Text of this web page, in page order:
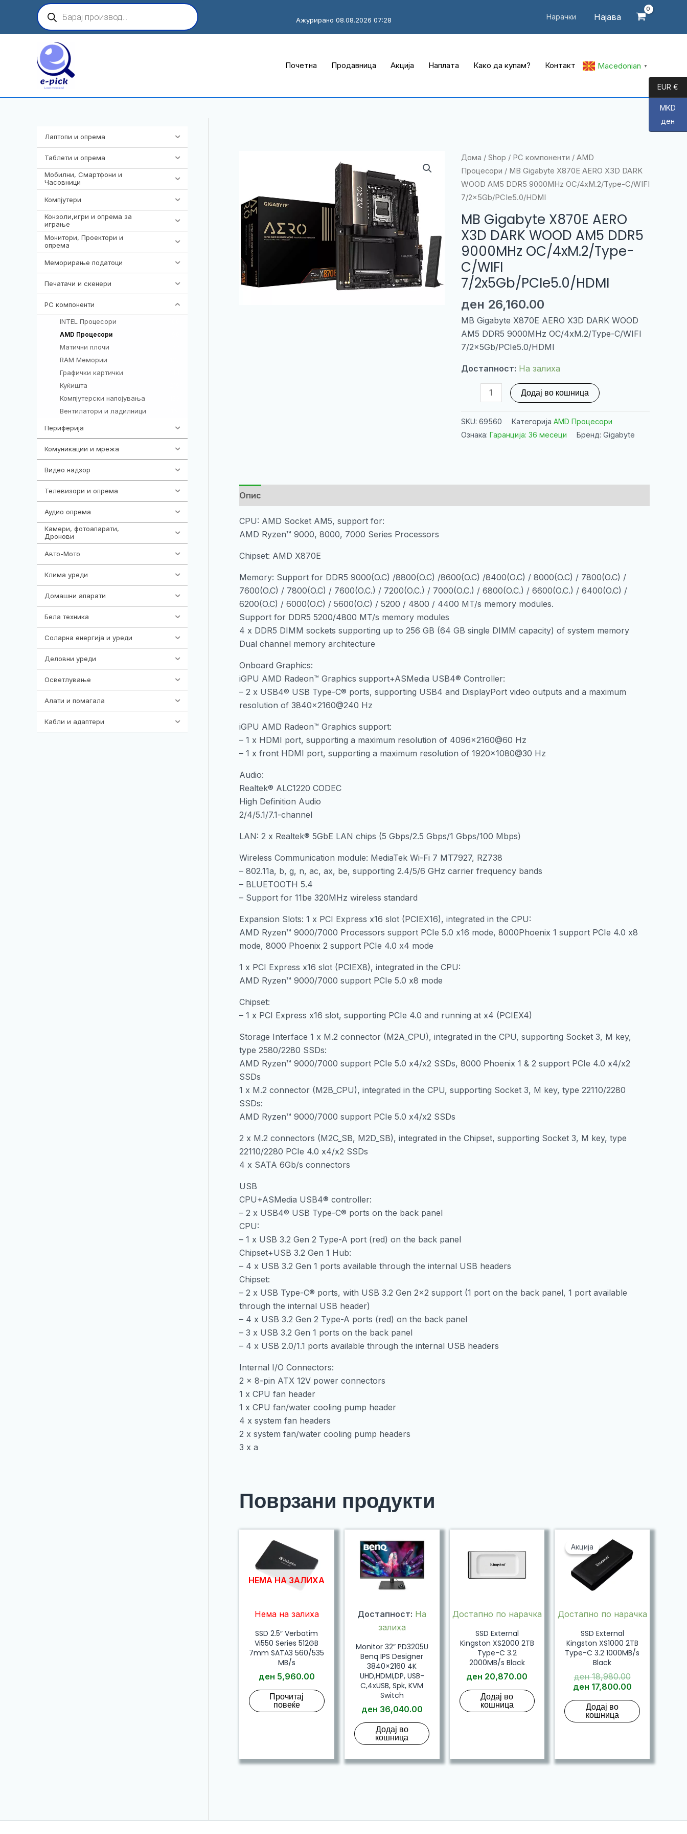
content
Products
search
Нарачки Најава
Ажурирано 08.08.2026 07:28
Почетна Продавница Акција Наплата Како да купам? Контакт Macedonian ▼
Лаптопи и опрема
Таблети и опрема
Мобилни, Смартфони и
Часовници
Компјутери
Конзоли,игри и опрема за
играње
Монитори, Проектори и
опрема
Меморирање податоци
Печатачи и скенери
PC компоненти
INTEL Процесори
AMD Процесори
Матични плочи
RAM Мемории
Графички картички
Куќишта
Компјутерски напојувања
Вентилатори и ладилници
Периферија
Комуникации и мрежа
Видео надзор
Телевизори и опрема
Аудио опрема
Камери, фотоапарати,
Дронови
Авто-Мото
Клима уреди
Домашни апарати
Бела техника
Соларна енергија и уреди
Деловни уреди
Осветлување
Алати и помагала
Кабли и адаптери
Дома / Shop / PC компоненти / AMD
Процесори / MB Gigabyte X870E AERO X3D DARK
WOOD AM5 DDR5 9000MHz OC/4xM.2/Type-C/WIFI
7/2x5Gb/PCIe5.0/HDMI
MB Gigabyte X870E AERO
X3D DARK WOOD AM5 DDR5
9000MHz OC/4xM.2/Type-
C/WIFI
7/2x5Gb/PCIe5.0/HDMI
ден 26,160.00
MB Gigabyte X870E AERO X3D DARK WOOD
AM5 DDR5 9000MHz OC/4xM.2/Type-C/WIFI
7/2x5Gb/PCIe5.0/HDMI
Достапност: На залиха
Gigabyte
AM5
9000MHz
Додај во кошница
SKU: 69560 Категорија AMD Процесори
Ознака: Гаранција: 36 месеци Бренд: Gigabyte
Опис
CPU: AMD Socket AM5, support for:
AMD Ryzen™ 9000, 8000, 7000 Series Processors
Chipset: AMD X870E
Memory: Support for DDR5 9000(O.C) /8800(O.C) /8600(O.C) /8400(O.C) / 8000(O.C) / 7800(O.C) /
7600(O.C) / 7800(O.C) / 7600(O.C.) / 7200(O.C.) / 7000(O.C.) / 6800(O.C.) / 6600(O.C.) / 6400(O.C) /
6200(O.C) / 6000(O.C) / 5600(O.C) / 5200 / 4800 / 4400 MT/s memory modules.
Support for DDR5 5200/4800 MT/s memory modules
4 x DDR5 DIMM sockets supporting up to 256 GB (64 GB single DIMM capacity) of system memory
Dual channel memory architecture
Onboard Graphics:
iGPU AMD Radeon™ Graphics support+ASMedia USB4® Controller:
– 2 x USB4® USB Type-C® ports, supporting USB4 and DisplayPort video outputs and a maximum
resolution of 3840×2160@240 Hz
iGPU AMD Radeon™ Graphics support:
– 1 x HDMI port, supporting a maximum resolution of 4096×2160@60 Hz
– 1 x front HDMI port, supporting a maximum resolution of 1920×1080@30 Hz
Audio:
Realtek® ALC1220 CODEC
High Definition Audio
2/4/5.1/7.1-channel
LAN: 2 x Realtek® 5GbE LAN chips (5 Gbps/2.5 Gbps/1 Gbps/100 Mbps)
Wireless Communication module: MediaTek Wi-Fi 7 MT7927, RZ738
– 802.11a, b, g, n, ac, ax, be, supporting 2.4/5/6 GHz carrier frequency bands
– BLUETOOTH 5.4
– Support for 11be 320MHz wireless standard
Expansion Slots: 1 x PCI Express x16 slot (PCIEX16), integrated in the CPU:
AMD Ryzen™ 9000/7000 Processors support PCIe 5.0 x16 mode, 8000Phoenix 1 support PCIe 4.0 x8
mode, 8000 Phoenix 2 support PCIe 4.0 x4 mode
1 x PCI Express x16 slot (PCIEX8), integrated in the CPU:
AMD Ryzen™ 9000/7000 support PCIe 5.0 x8 mode
Chipset:
– 1 x PCI Express x16 slot, supporting PCIe 4.0 and running at x4 (PCIEX4)
Storage Interface 1 x M.2 connector (M2A_CPU), integrated in the CPU, supporting Socket 3, M key,
type 2580/2280 SSDs:
AMD Ryzen™ 9000/7000 support PCIe 5.0 x4/x2 SSDs, 8000 Phoenix 1 & 2 support PCIe 4.0 x4/x2
SSDs
1 x M.2 connector (M2B_CPU), integrated in the CPU, supporting Socket 3, M key, type 22110/2280
SSDs:
AMD Ryzen™ 9000/7000 support PCIe 5.0 x4/x2 SSDs
2 x M.2 connectors (M2C_SB, M2D_SB), integrated in the Chipset, supporting Socket 3, M key, type
22110/2280 PCIe 4.0 x4/x2 SSDs
4 x SATA 6Gb/s connectors
USB
CPU+ASMedia USB4® controller:
– 2 x USB4® USB Type-C® ports on the back panel
CPU:
– 1 x USB 3.2 Gen 2 Type-A port (red) on the back panel
Chipset+USB 3.2 Gen 1 Hub:
– 4 x USB 3.2 Gen 1 ports available through the internal USB headers
Chipset:
– 2 x USB Type-C® ports, with USB 3.2 Gen 2×2 support (1 port on the back panel, 1 port available
through the internal USB header)
– 4 x USB 3.2 Gen 2 Type-A ports (red) on the back panel
– 3 x USB 3.2 Gen 1 ports on the back panel
– 4 x USB 2.0/1.1 ports available through the internal USB headers
Internal I/O Connectors:
2 x 8-pin ATX 12V power connectors
1 x CPU fan header
1 x CPU fan/water cooling pump header
4 x system fan headers
2 x system fan/water cooling pump headers
3 x a
Поврзани продукти
НЕМА НА ЗАЛИХА
Нема на залиха
SSD 2.5″ Verbatim
Vi550 Series 512GB
7mm SATA3 560/535
MB/s
ден 5,960.00
Прочитај
повеќе
Достапност: На
залиха
Monitor 32″ PD3205U
Benq IPS Designer
3840×2160 4K
UHD,HDMI,DP, USB-
C,4xUSB, Spk, KVM
Switch
ден 36,040.00
Додај во
кошница
Достапно по нарачка
SSD External
Kingston XS2000 2TB
Type-C 3.2
2000MB/s Black
ден 20,870.00
Додај во
кошница
Акција
Акција
Достапно по нарачка
SSD External
Kingston XS1000 2TB
Type-C 3.2 1000MB/s
Black
ден18,980.00Original
price
ден
ден 17,800.00Current
is:
ден
Додај во
кошница
EUR €
MKD
ден